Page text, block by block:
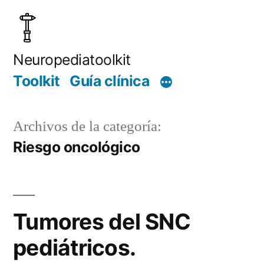
Saltar
contenido
Neuropediatoolkit
Toolkit Guía clínica
Archivos de la categoría:
Riesgo oncológico
Tumores del SNC
pediátricos.